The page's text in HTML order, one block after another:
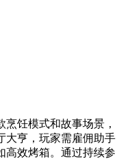
饪模式和故事场景，
大亨，玩家需雇佣助手
高效烤箱。通过持续参